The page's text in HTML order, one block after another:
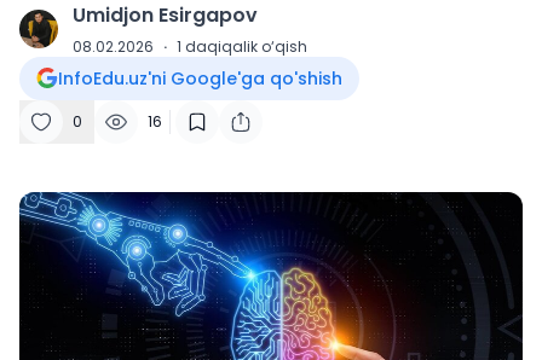
U Umidjon Esirgapov
08.02.2026 · 1 daqiqalik o‘qish
InfoEdu.uz'ni Google'ga qo'shish
0 16